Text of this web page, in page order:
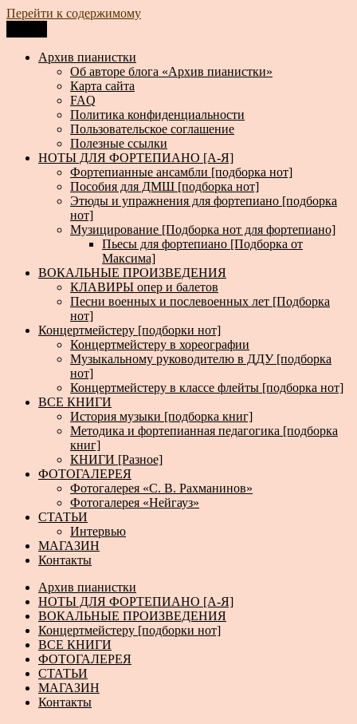
Перейти к содержимому
Архив пианистки
Всё для пианистов: ноты, книги, музыка, статьи…
Архив пианистки
Об авторе блога «Архив пианистки»
Карта сайта
FAQ
Политика конфиденциальности
Пользовательское соглашение
Полезные ссылки
НОТЫ ДЛЯ ФОРТЕПИАНО [А-Я]
Фортепианные ансамбли [подборка нот]
Пособия для ДМШ [подборка нот]
Этюды и упражнения для фортепиано [подборка
нот]
Музицирование [Подборка нот для фортепиано]
Пьесы для фортепиано [Подборка от
Максима]
ВОКАЛЬНЫЕ ПРОИЗВЕДЕНИЯ
КЛАВИРЫ опер и балетов
Песни военных и послевоенных лет [Подборка
нот]
Концертмейстеру [подборки нот]
Концертмейстеру в хореографии
Музыкальному руководителю в ДДУ [подборка
нот]
Концертмейстеру в классе флейты [подборка нот]
ВСЕ КНИГИ
История музыки [подборка книг]
Методика и фортепианная педагогика [подборка
книг]
КНИГИ [Разное]
ФОТОГАЛЕРЕЯ
Фотогалерея «С. В. Рахманинов»
Фотогалерея «Нейгауз»
СТАТЬИ
Интервью
МАГАЗИН
Контакты
Архив пианистки
НОТЫ ДЛЯ ФОРТЕПИАНО [А-Я]
ВОКАЛЬНЫЕ ПРОИЗВЕДЕНИЯ
Концертмейстеру [подборки нот]
ВСЕ КНИГИ
ФОТОГАЛЕРЕЯ
СТАТЬИ
МАГАЗИН
Контакты